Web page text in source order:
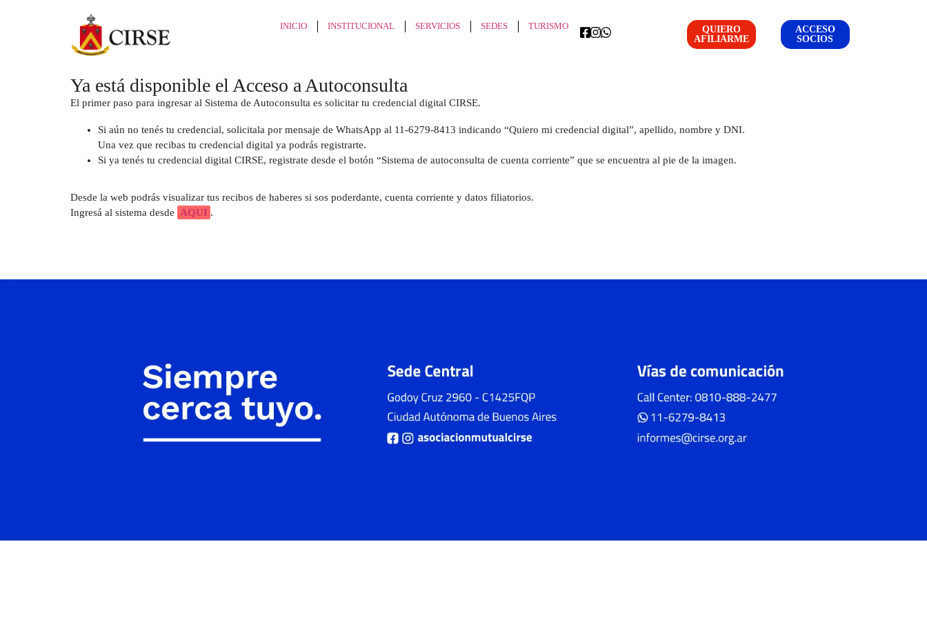
INICIO INSTITUCIONAL SERVICIOS SEDES TURISMO
QUIERO
AFILIARME
ACCESO
SOCIOS
Ya está disponible el Acceso a Autoconsulta
El primer paso para ingresar al Sistema de Autoconsulta es solicitar tu credencial digital CIRSE.
Si aún no tenés tu credencial, solicitala por mensaje de WhatsApp al 11-6279-8413 indicando “Quiero mi credencial digital”, apellido, nombre y DNI.
Una vez que recibas tu credencial digital ya podrás registrarte.
Si ya tenés tu credencial digital CIRSE, registrate desde el botón “Sistema de autoconsulta de cuenta corriente” que se encuentra al pie de la imagen.
Desde la web podrás visualizar tus recibos de haberes si sos poderdante, cuenta corriente y datos filiatorios.
Ingresá al sistema desde
AQUI .